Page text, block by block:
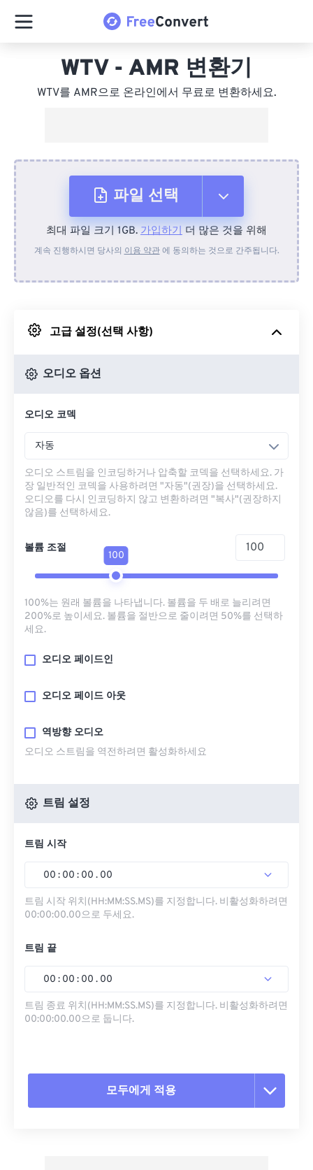
WTV - AMR 변환기
WTV를 AMR으로 온라인에서 무료로 변환하세요.
파일 선택
장치에서
Google 드라이브에서
최대 파일 크기 1GB. 가입하기 더 많은 것을 위해
계속 진행하시면 당사의 이용 약관에 동의하는 것으로 간주됩니다.
고급 설정(선택 사항)
오디오 옵션
오디오 코덱
자동
오디오 스트림을 인코딩하거나 압축할 코덱을 선택하세요. 가
장 일반적인 코덱을 사용하려면 "자동"(권장)을 선택하세요.
오디오를 다시 인코딩하지 않고 변환하려면 "복사"(권장하지
않음)를 선택하세요.
볼륨 조절
100
100%는 원래 볼륨을 나타냅니다. 볼륨을 두 배로 늘리려면
200%로 높이세요. 볼륨을 절반으로 줄이려면 50%를 선택하
세요.
오디오 페이드인
오디오 페이드 아웃
역방향 오디오
오디오 스트림을 역전하려면 활성화하세요
트림 설정
트림 시작
00 : 00 : 00 . 00
트림 시작 위치(HH:MM:SS.MS)를 지정합니다. 비활성화하려면
00:00:00.00으로 두세요.
트림 끝
00 : 00 : 00 . 00
트림 종료 위치(HH:MM:SS.MS)를 지정합니다. 비활성화하려면
00:00:00.00으로 둡니다.
모두에게 적용